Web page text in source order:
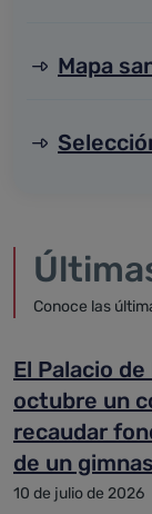
Mapa
Conoce las
El Palacio
octubre un
recaudar
de un
10 de julio de 2026